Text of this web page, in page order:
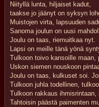
Niityllä lunta, hiljaiset kadut,
taakse jo jäänyt on syksyn
Muistojen virta, lapsuuden
Sanoma joulun on uusi
Joulu on taas, riemuitkaa nyt.
Lapsi on meille tänä yönä
Tulkoon toivo kansoille
Uskon siemen nouskoon
Joulu on taas, kulkuset soi.
Tulkoon juhla todellinen,
Tulkoon rakkaus
Tahtoisin päästä paimenten